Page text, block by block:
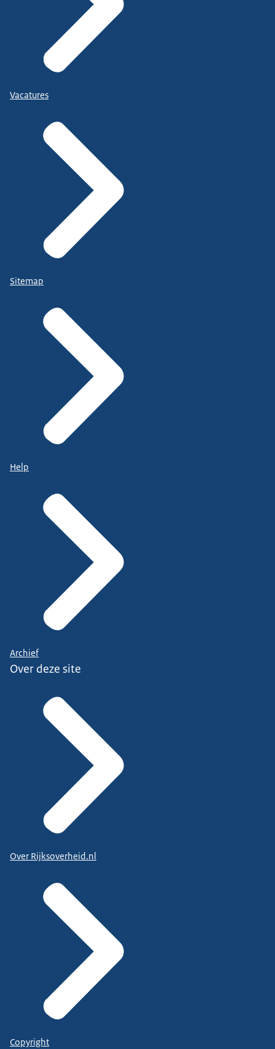
Vacatures
Sitemap
Help
Archief
Over deze site
Over Rijksoverheid.nl
Copyright